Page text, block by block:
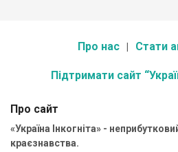
Про нас Стати
Підтримати сайт
Про сайт
«Україна Інкогніта» -
краєзнавства.